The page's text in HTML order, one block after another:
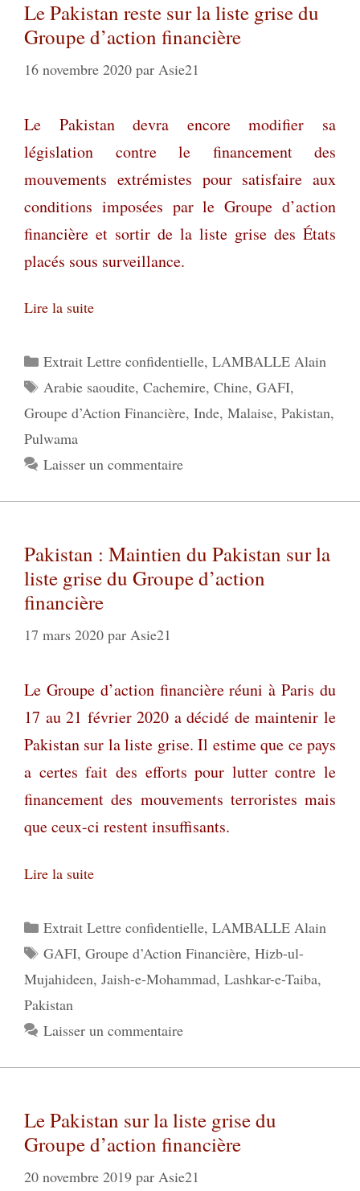
Le Pakistan reste sur la liste grise du
Groupe d’action financière
16 novembre 2020 par Asie21
Le Pakistan devra encore modifier sa
législation contre le financement des
mouvements extrémistes pour satisfaire aux
conditions imposées par le Groupe d’action
financière et sortir de la liste grise des États
placés sous surveillance.
Lire la suite
Catégories
Extrait Lettre confidentielle, LAMBALLE Alain
Étiquettes
Arabie saoudite, Cachemire, Chine, GAFI,
Groupe d’Action Financière, Inde, Malaise, Pakistan,
Pulwama
Laisser un commentaire
Pakistan : Maintien du Pakistan sur la
liste grise du Groupe d’action
financière
17 mars 2020 par Asie21
Le Groupe d’action financière réuni à Paris du
17 au 21 février 2020 a décidé de maintenir le
Pakistan sur la liste grise. Il estime que ce pays
a certes fait des efforts pour lutter contre le
financement des mouvements terroristes mais
que ceux-ci restent insuffisants.
Lire la suite
Catégories
Extrait Lettre confidentielle, LAMBALLE Alain
Étiquettes
GAFI, Groupe d’Action Financière, Hizb-ul-
Mujahideen, Jaish-e-Mohammad, Lashkar-e-Taiba,
Pakistan
Laisser un commentaire
Le Pakistan sur la liste grise du
Groupe d’action financière
20 novembre 2019 par Asie21